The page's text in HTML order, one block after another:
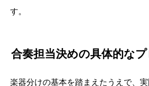
す。
合奏担当決めの具体的な
楽器分けの基本を踏まえたうえで、